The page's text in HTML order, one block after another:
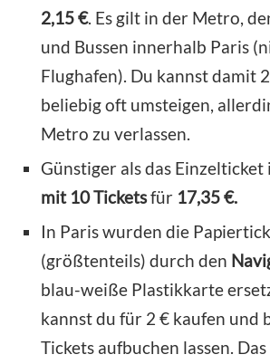
2,15 €. Es gilt in der Metro,
und Bussen innerhalb Paris
Flughafen). Du kannst damit
beliebig oft umsteigen,
Metro zu verlassen.
Günstiger als das Einzelticket
mit 10 Ticketsfür 17,35 €.
In Paris wurden die
(größtenteils) durch den
blau-weiße Plastikkarte
kannst du für 2 € kaufen und
Tickets aufbuchen lassen.